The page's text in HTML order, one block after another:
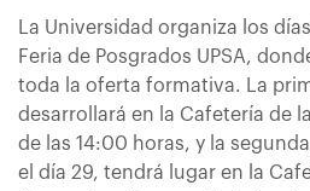
La Universidad organiza los
Feria de Posgrados UPSA,
toda la oferta formativa. La
desarrollará en la Cafetería de
de las 14:00 horas, y la
el día 29, tendrá lugar en la